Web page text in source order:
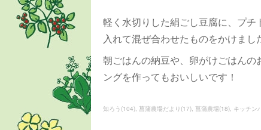
軽く水切りした絹ごし豆腐に、プ
入れて混ぜ合わせたものをかけまし
朝ごはんの納豆や、卵がけごはん
ングを作ってもおいしいです！
知ろう (104) 菖蒲農場だより (17) 菖蒲農場(18) キッチン